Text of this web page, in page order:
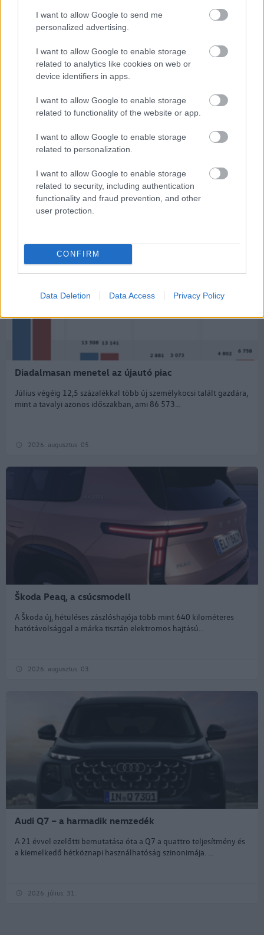
I want to allow Google to send me
personalized advertising.
I want to allow Google to enable storage
related to analytics like cookies on web or
device identifiers in apps.
I want to allow Google to enable storage
related to functionality of the website or app.
I want to allow Google to enable storage
related to personalization.
I want to allow Google to enable storage
related to security, including authentication
functionality and fraud prevention, and other
user protection.
CONFIRM
Data Deletion Data Access Privacy Policy
Negyedével nőtt a használtimport, csökkenőben az
A forint erősödésével párhuzamosan nagyot lendült a
használtautó import, ami révén mérséklődőben van a piaci...
Diadalmasan menetel az újautó piac
Július végéig 12,5 százalékkal több új személykocsi talált gazdára,
mint a tavalyi azonos időszakban, ami 86 573...
2026. augusztus. 05.
Škoda Peaq, a csúcsmodell
A Škoda új, hétüléses zászlóshajója több mint 640 kilométeres
hatótávolsággal a márka tisztán elektromos hajtású...
2026. augusztus. 03.
Audi Q7 – a harmadik nemzedék
A 21 évvel ezelőtti bemutatása óta a Q7 a quattro teljesítmény és
a kiemelkedő hétköznapi használhatóság szinonimája. ...
2026. július. 31.